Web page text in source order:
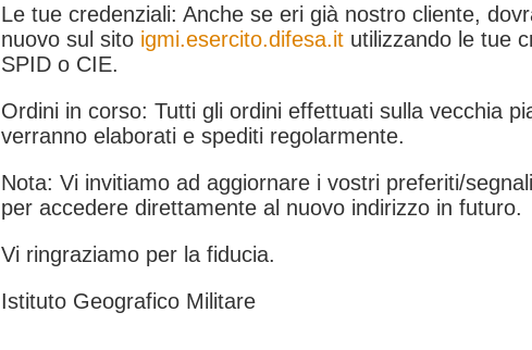
Le tue credenziali: Anche se eri già nostro cliente,
nuovo sul sito igmi.esercito.difesa.it utilizzando le tue
SPID o CIE.
Ordini in corso: Tutti gli ordini effettuati sulla vecchia
verranno elaborati e spediti regolarmente.
Nota: Vi invitiamo ad aggiornare i vostri preferiti/
per accedere direttamente al nuovo indirizzo in futuro.
Vi ringraziamo per la fiducia.
Istituto Geografico Militare